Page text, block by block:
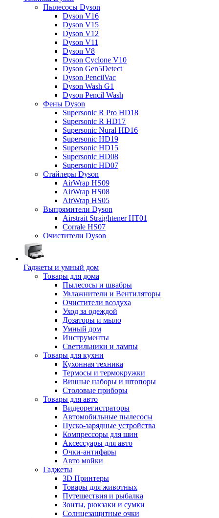
Пылесосы Dyson
Dyson V16
Dyson V15
Dyson V12
Dyson V11
Dyson V8
Dyson Cyclone V10
Dyson Gen5Detect
Dyson PencilVac
Dyson Wash G1
Dyson Pencil Wash
Фены Dyson
Supersonic R Pro HD18
Supersonic R HD17
Supersonic Nural HD16
Supersonic HD19
Supersonic HD15
Supersonic HD08
Supersonic HD07
Стайлеры Dyson
AirWrap HS09
AirWrap HS08
AirWrap HS05
Выпрямители Dyson
Airstrait Straightener HT01
Corrale HS07
Очистители Dyson
Гаджеты и умный дом
Товары для дома
Пылесосы и швабры
Увлажнители и Вентиляторы
Очистители воздуха
Уход за одеждой
Дозаторы и мыло
Умный дом
Инструменты
Светильники и лампы
Товары для кухни
Кухонная техника
Термосы и термокружки
Винные наборы и штопоры
Столовые приборы
Товары для авто
Видеорегистраторы
Автомобильные пылесосы
Пуско-зарядные устройства
Компрессоры для шин
Аксессуары для авто
Очки-антифары
Авто мойки
Гаджеты
3D Принтеры
Товары для животных
Путешествия и рыбалка
Зонты, рюкзаки и сумки
Солнцезащитные очки